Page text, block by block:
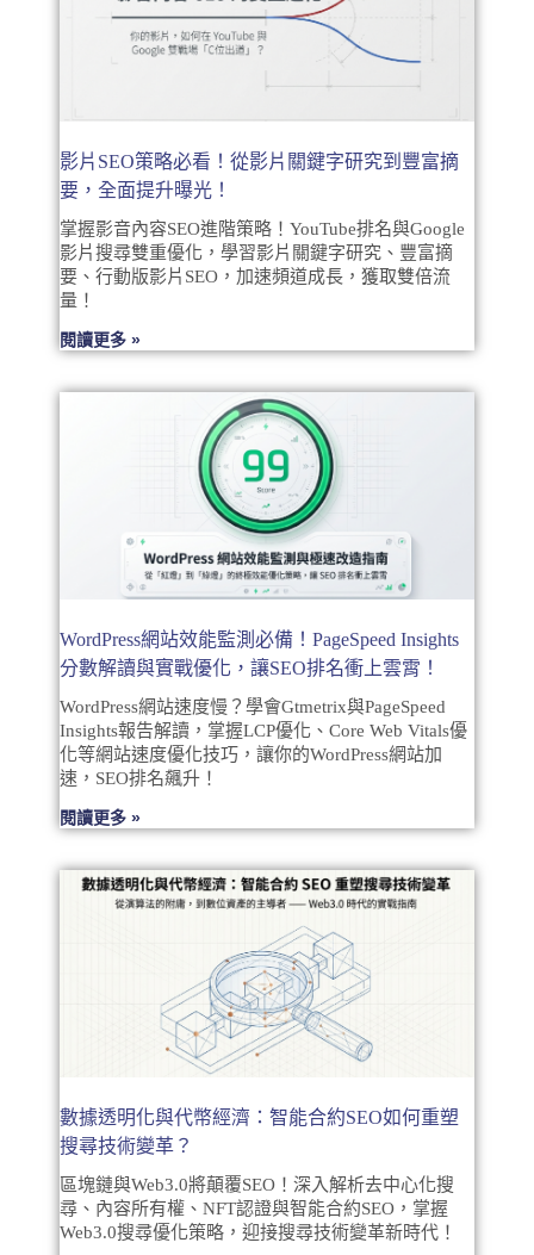
影片SEO策略必看！從影片關鍵字研究到豐富摘
要，全面提升曝光！
掌握影音內容SEO進階策略！YouTube排名與Google
影片搜尋雙重優化，學習影片關鍵字研究、豐富摘
要、行動版影片SEO，加速頻道成長，獲取雙倍流
量！
閱讀更多 »
WordPress網站效能監測必備！PageSpeed Insights
分數解讀與實戰優化，讓SEO排名衝上雲霄！
WordPress網站速度慢？學會Gtmetrix與PageSpeed
Insights報告解讀，掌握LCP優化、Core Web Vitals優
化等網站速度優化技巧，讓你的WordPress網站加
速，SEO排名飆升！
閱讀更多 »
數據透明化與代幣經濟：智能合約SEO如何重塑
搜尋技術變革？
區塊鏈與Web3.0將顛覆SEO！深入解析去中心化搜
尋、內容所有權、NFT認證與智能合約SEO，掌握
Web3.0搜尋優化策略，迎接搜尋技術變革新時代！